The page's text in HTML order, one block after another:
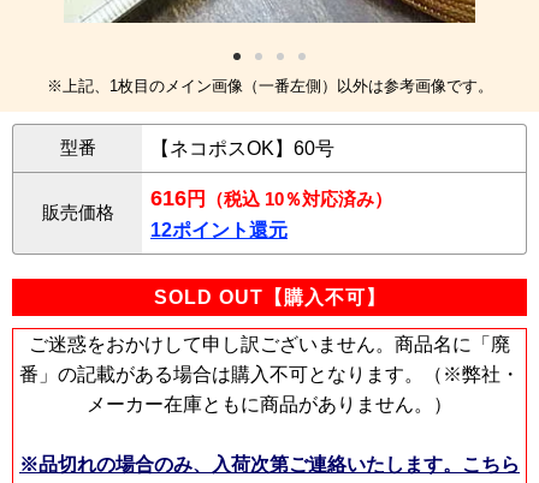
※上記、1枚目のメイン画像（一番左側）以外は参考画像です。
型番 【ネコポスOK】60号
販売価格
616円
（税込 10％対応済み）
12ポイント還元
SOLD OUT【購入不可】
ご迷惑をおかけして申し訳ございません。商品名に「廃
番」の記載がある場合は購入不可となります。（※弊社・
メーカー在庫ともに商品がありません。）
※品切れの場合のみ、入荷次第ご連絡いたします。こちら